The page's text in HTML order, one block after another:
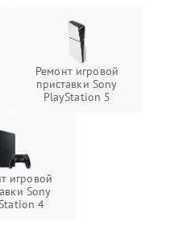
Ремонт игровой
приставки Sony
PlayStation 5
игровой
Sony
4